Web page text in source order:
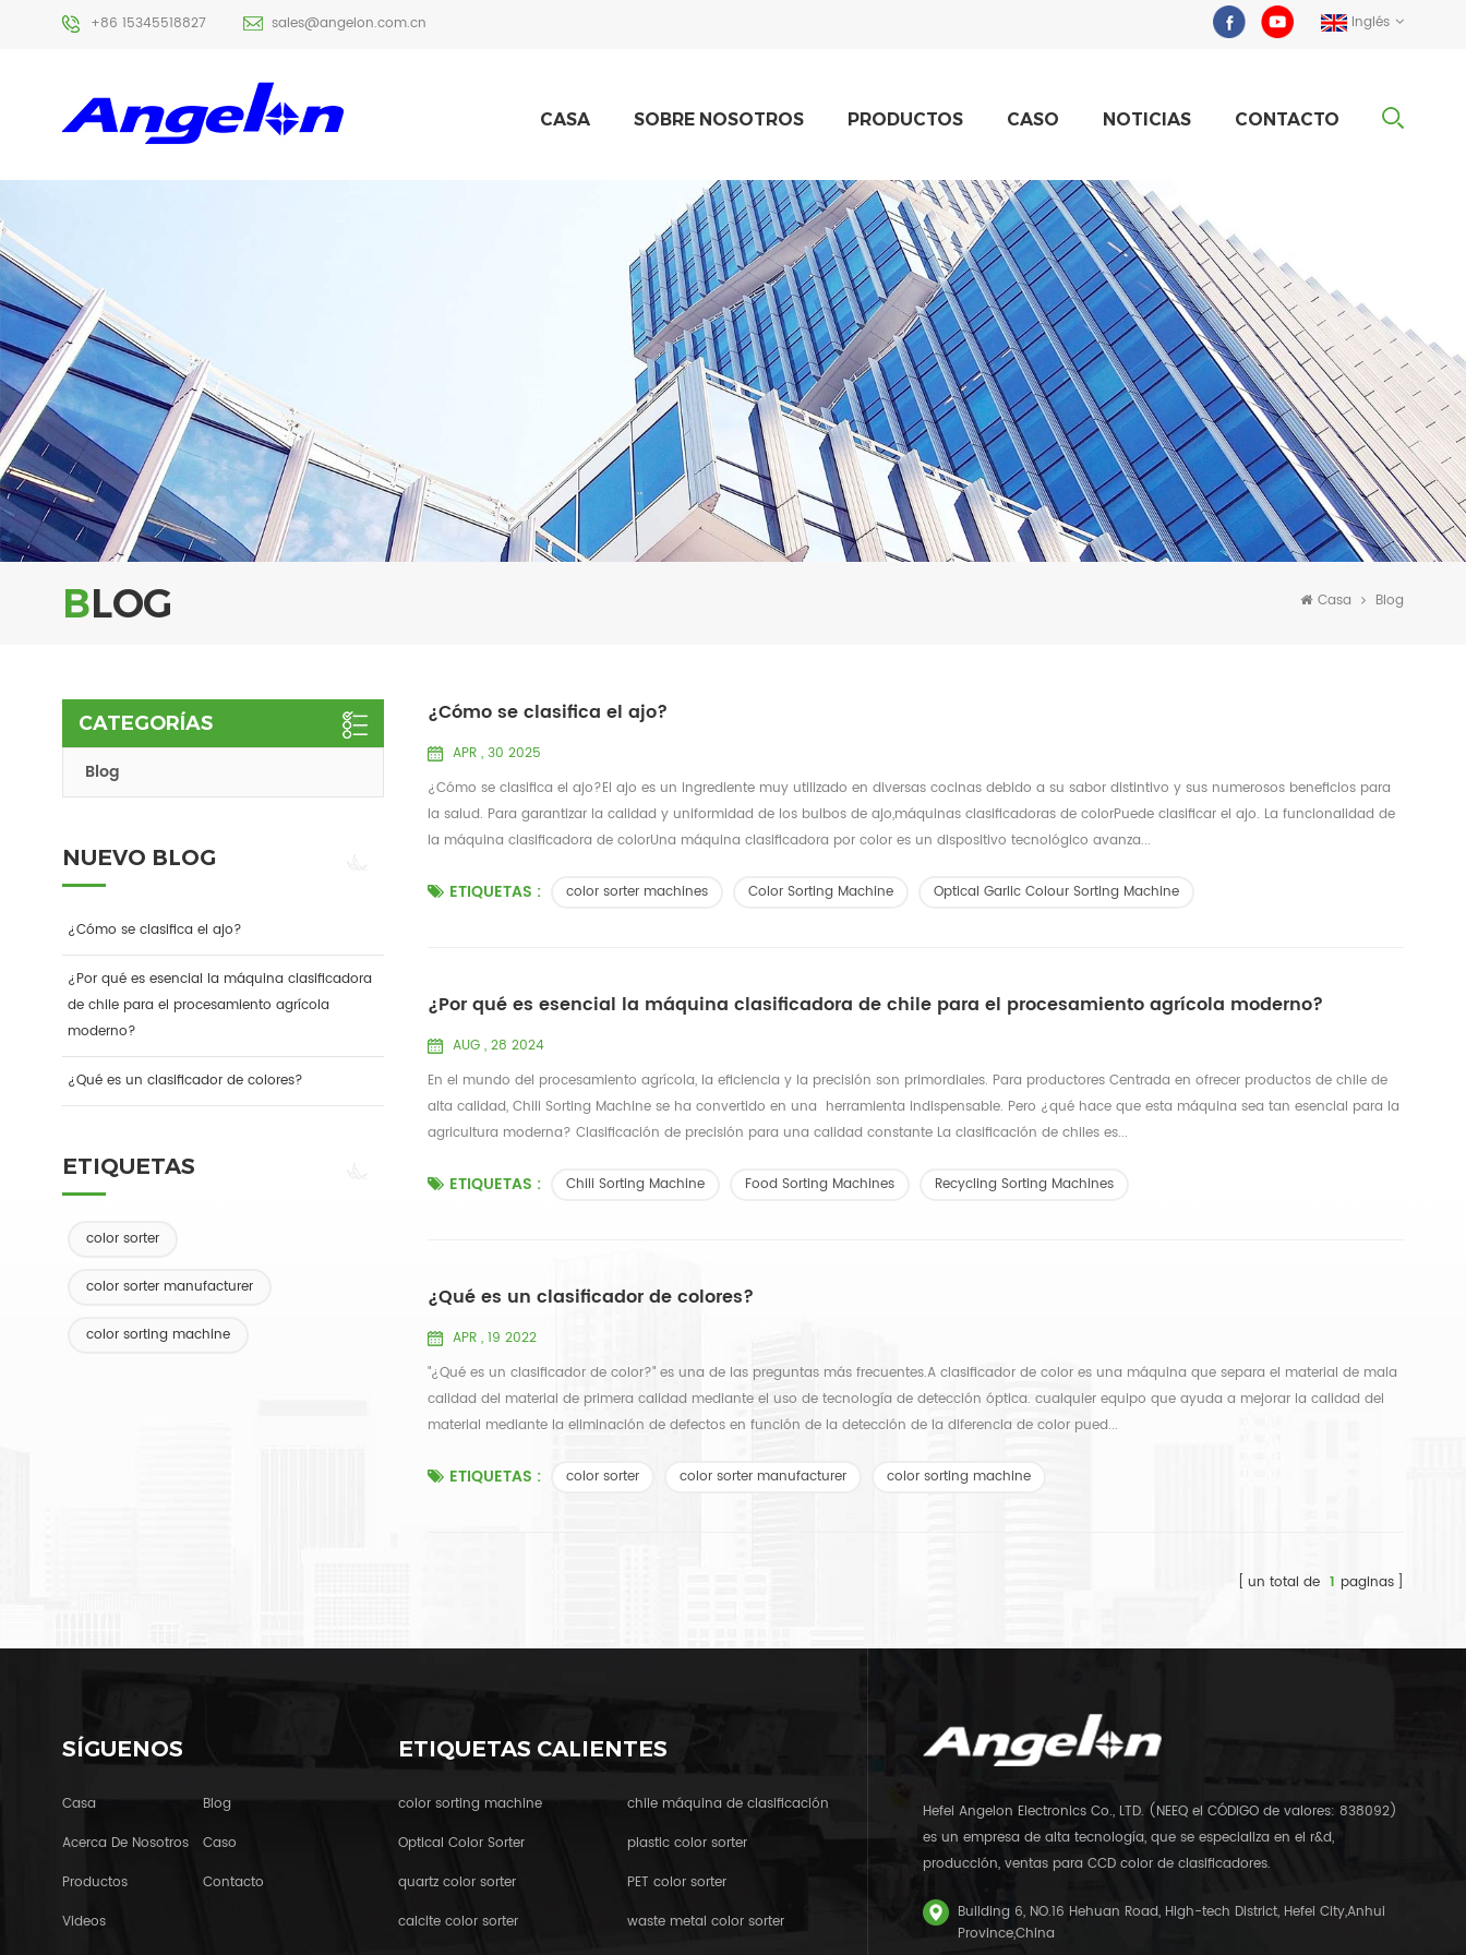
+86 15345518827 sales@angelon.com.cn Inglés
CASA SOBRE NOSOTROS PRODUCTOS CASO NOTICIAS CONTACTO
BLOG Casa Blog
¿Cómo se clasifica el ajo?
APR , 30 2025
¿Cómo se clasifica el ajo?El ajo es un ingrediente muy utilizado en diversas cocinas debido a su sabor distintivo y sus numerosos beneficios para
la salud. Para garantizar la calidad y uniformidad de los bulbos de ajo,máquinas clasificadoras de colorPuede clasificar el ajo. La funcionalidad de
la máquina clasificadora de colorUna máquina clasificadora por color es un dispositivo tecnológico avanza...
ETIQUETAS : color sorter machines Color Sorting Machine Optical Garlic Colour Sorting Machine
¿Por qué es esencial la máquina clasificadora de chile para el procesamiento agrícola moderno?
AUG , 28 2024
En el mundo del procesamiento agrícola, la eficiencia y la precisión son primordiales. Para productores Centrada en ofrecer productos de chile de
alta calidad, Chili Sorting Machine se ha convertido en una herramienta indispensable. Pero ¿qué hace que esta máquina sea tan esencial para la
agricultura moderna? Clasificación de precisión para una calidad constante La clasificación de chiles es...
ETIQUETAS : Chili Sorting Machine Food Sorting Machines Recycling Sorting Machines
¿Qué es un clasificador de colores?
APR , 19 2022
"¿Qué es un clasificador de color?" es una de las preguntas más frecuentes.A clasificador de color es una máquina que separa el material de mala
calidad del material de primera calidad mediante el uso de tecnología de detección óptica. cualquier equipo que ayuda a mejorar la calidad del
material mediante la eliminación de defectos en función de la detección de la diferencia de color pued...
ETIQUETAS : color sorter color sorter manufacturer color sorting machine
un total de 1 paginas
CATEGORÍAS
Blog
NUEVO BLOG
¿Cómo se clasifica el ajo?
¿Por qué es esencial la máquina clasificadora
de chile para el procesamiento agrícola
moderno?
¿Qué es un clasificador de colores?
ETIQUETAS
color sorter
color sorter manufacturer
color sorting machine
Hefei Angelon Electronics Co., LTD. (NEEQ el CÓDIGO de valores: 838092)
es un empresa de alta tecnología, que se especializa en el r&d,
producción, ventas para CCD color de clasificadores.
Building 6, NO.16 Hehuan Road, High-tech District, Hefei City,Anhui
Province,China
SÍGUENOS
Casa
Acerca De Nosotros
Productos
Videos
Blog
Caso
Contacto
ETIQUETAS CALIENTES
color sorting machine
Optical Color Sorter
quartz color sorter
calcite color sorter
chile máquina de clasificación
plastic color sorter
PET color sorter
waste metal color sorter